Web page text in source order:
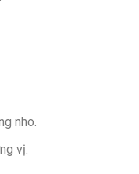
nho.
vị.